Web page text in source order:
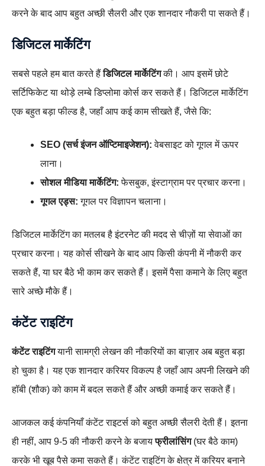
करने के बाद आप बहुत अच्छी सैलरी और एक शानदार नौकरी पा सकते हैं।
डिजिटल मार्केटिंग
सबसे पहले हम बात करते हैंडिजिटल मार्केटिंगकी। आप इसमें छोटे
सर्टिफिकेट या थोड़े लम्बे डिप्लोमा कोर्स कर सकते हैं। डिजिटल मार्केटिंग
एक बहुत बड़ा फील्ड है, जहाँ आप कई काम सीखते हैं, जैसे कि:
SEO (सर्च इंजन ऑप्टिमाइजेशन): वेबसाइट को गूगल में ऊपर
लाना।
सोशल मीडिया मार्केटिंग: फेसबुक, इंस्टाग्राम पर प्रचार करना।
गूगल एड्स: गूगल पर विज्ञापन चलाना।
डिजिटल मार्केटिंग का मतलब है इंटरनेट की मदद से चीज़ों या सेवाओं का
प्रचार करना। यह कोर्स सीखने के बाद आप किसी कंपनी में नौकरी कर
सकते हैं, या घर बैठे भी काम कर सकते हैं। इसमें पैसा कमाने के लिए बहुत
सारे अच्छे मौके हैं।
कंटेंट राइटिंग
कंटेंट राइटिंगयानी सामग्री लेखन की नौकरियों का बाज़ार अब बहुत बड़ा
हो चुका है। यह एक शानदार करियर विकल्प है जहाँ आप अपनी लिखने की
हॉबी (शौक) को काम में बदल सकते हैं और अच्छी कमाई कर सकते हैं।
आजकल कई कंपनियाँ कंटेंट राइटर्स को बहुत अच्छी सैलरी देती हैं। इतना
ही नहीं, आप 9-5 की नौकरी करने के बजायफ्रीलांसिंग(घर बैठे काम)
करके भी खूब पैसे कमा सकते हैं। कंटेंट राइटिंग के क्षेत्र में करियर बनाने